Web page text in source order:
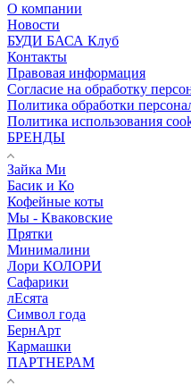
О компании
Новости
БУДИ БАСА Клуб
Контакты
Правовая информация
Согласие на обработку
Политика обработки
Политика использования
БРЕНДЫ
Зайка Ми
Басик и Ко
Кофейные коты
Мы - Кваковские
Прятки
Минималини
Лори КОЛОРИ
Сафарики
лЕсята
Символ года
БернАрт
Кармашки
ПАРТНЕРАМ